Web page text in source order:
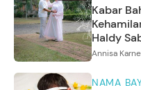
Kabar
Haldy
Annisa
NAMA